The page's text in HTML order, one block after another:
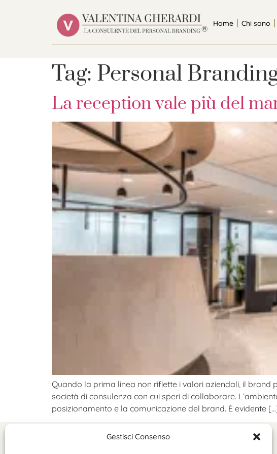
Gestisci Consenso
Home Chi sono
Tag: Personal
La reception vale più del
Quando la prima linea non riflette i valori aziendali, il
società di consulenza con cui speri di collaborare.
posizionamento e la comunicazione del brand. È evidente